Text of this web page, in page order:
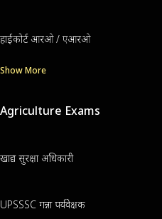
हाईकोर्ट आरओ / एआरओ
Show More
Agriculture Exams
खाद्य सुरक्षा अधिकारी
UPSSSC गन्ना पर्यवेक्षक